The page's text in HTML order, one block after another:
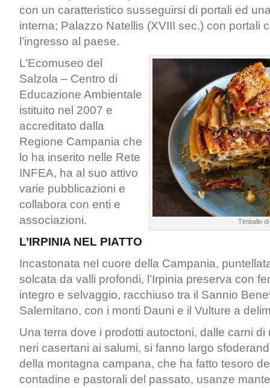
con un caratteristico susseguirsi di portali ed
interna; Palazzo Natellis (XVIII sec.) con portali
l’ingresso al paese.
Timballo di
L’Ecomuseo del
Salzola – Centro di
Educazione Ambientale
istituito nel 2007 e
accreditato dalla
Regione Campania che
lo ha inserito nelle Rete
INFEA, ha al suo attivo
varie pubblicazioni e
collabora con enti e
associazioni.
L’IRPINIA NEL PIATTO
Incastonata nel cuore della Campania,
solcata da valli profondi, l’Irpinia preserva con
integro e selvaggio, racchiuso tra il Sannio
Salernitano, con i monti Dauni e il Vulture a
Una terra dove i prodotti autoctoni, dalle carni di
neri casertani ai salumi, si fanno largo
della montagna campana, che ha fatto tesoro
contadine e pastorali del passato, usanze